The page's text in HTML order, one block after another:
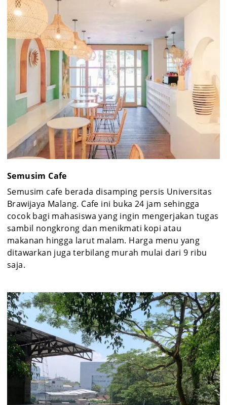
Semusim Cafe
Semusim cafe berada disamping persis Universitas
Brawijaya Malang. Cafe ini buka 24 jam sehingga
cocok bagi mahasiswa yang ingin mengerjakan tugas
sambil nongkrong dan menikmati kopi atau
makanan hingga larut malam. Harga menu yang
ditawarkan juga terbilang murah mulai dari 9 ribu
saja.